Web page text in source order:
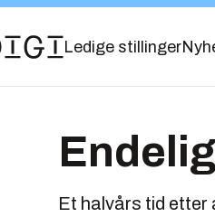
Ledige stillinger
Et halvårs tid etter